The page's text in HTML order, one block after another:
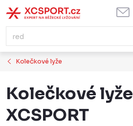
na
obsah
Kolečkové lyže
Kolečkové lyže
XCSPORT